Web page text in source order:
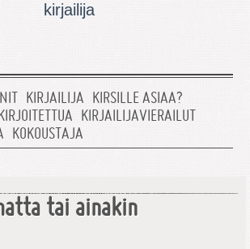
kirjailija
KIRJAILIJA KIRSILLE ASIAA?
KIRJAILIJAVIERAILUT
KOKOUSTAJA
tai ainakin